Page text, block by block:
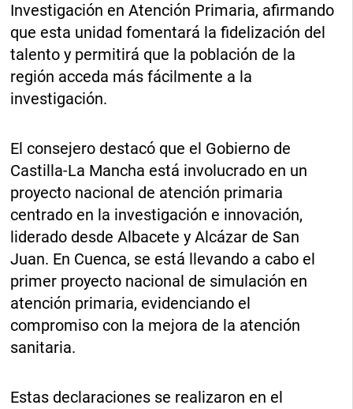
Investigación en Atención Primaria, afirmando
que esta unidad fomentará la fidelización del
talento y permitirá que la población de la
región acceda más fácilmente a la
investigación.
El consejero destacó que el Gobierno de
Castilla-La Mancha está involucrado en un
proyecto nacional de atención primaria
centrado en la investigación e innovación,
liderado desde Albacete y Alcázar de San
Juan. En Cuenca, se está llevando a cabo el
primer proyecto nacional de simulación en
atención primaria, evidenciando el
compromiso con la mejora de la atención
sanitaria.
Estas declaraciones se realizaron en el